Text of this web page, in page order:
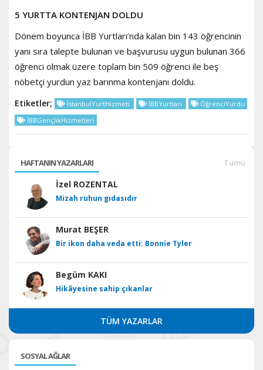
5 YURTTA KONTENJAN DOLDU
Dönem boyunca İBB Yurtları’nda kalan bin 143 öğrencinin
yanı sıra talepte bulunan ve başvurusu uygun bulunan 366
öğrenci olmak üzere toplam bin 509 öğrenci ile beş
nöbetçi yurdun yaz barınma kontenjanı doldu.
Etiketler; İstanbulYurtHizmeti İBBYurtları
ÖğrenciYurdu
İBBGençlikHizmetleri
HAFTANIN YAZARLARI Tümü
İzel ROZENTAL
Mizah ruhun gıdasıdır
Murat BEŞER
Bir ikon daha veda etti: Bonnie Tyler
Begüm KAKI
Hikâyesine sahip çıkanlar
TÜM YAZARLAR
SOSYAL AĞLAR